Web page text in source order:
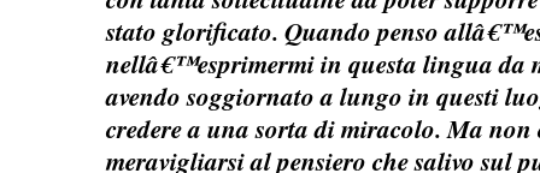
stato glorificato. Quando penso
nellâ€™esprimermi in questa lingua da
avendo soggiornato a lungo in questi
credere a una sorta di miracolo. Ma
meravigliarsi al pensiero che salivo sul